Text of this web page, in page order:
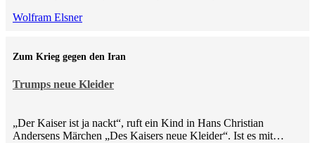
Wolfram Elsner
Trumps neue Kleider
Zum Krieg gegen den Iran
„Der Kaiser ist ja nackt“, ruft ein Kind in Hans Christian
Andersens Märchen „Des Kaisers neue Kleider“. Ist es mit…